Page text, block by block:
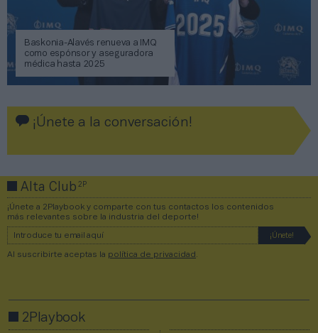
Baskonia-Alavés renueva a IMQ
como espónsor y aseguradora
médica hasta 2025
¡Únete a la conversación!
Alta Club2P
¡Únete a 2Playbook y comparte con tus contactos los contenidos
más relevantes sobre la industria del deporte!
Al suscribirte aceptas la política de privacidad
2Playbook